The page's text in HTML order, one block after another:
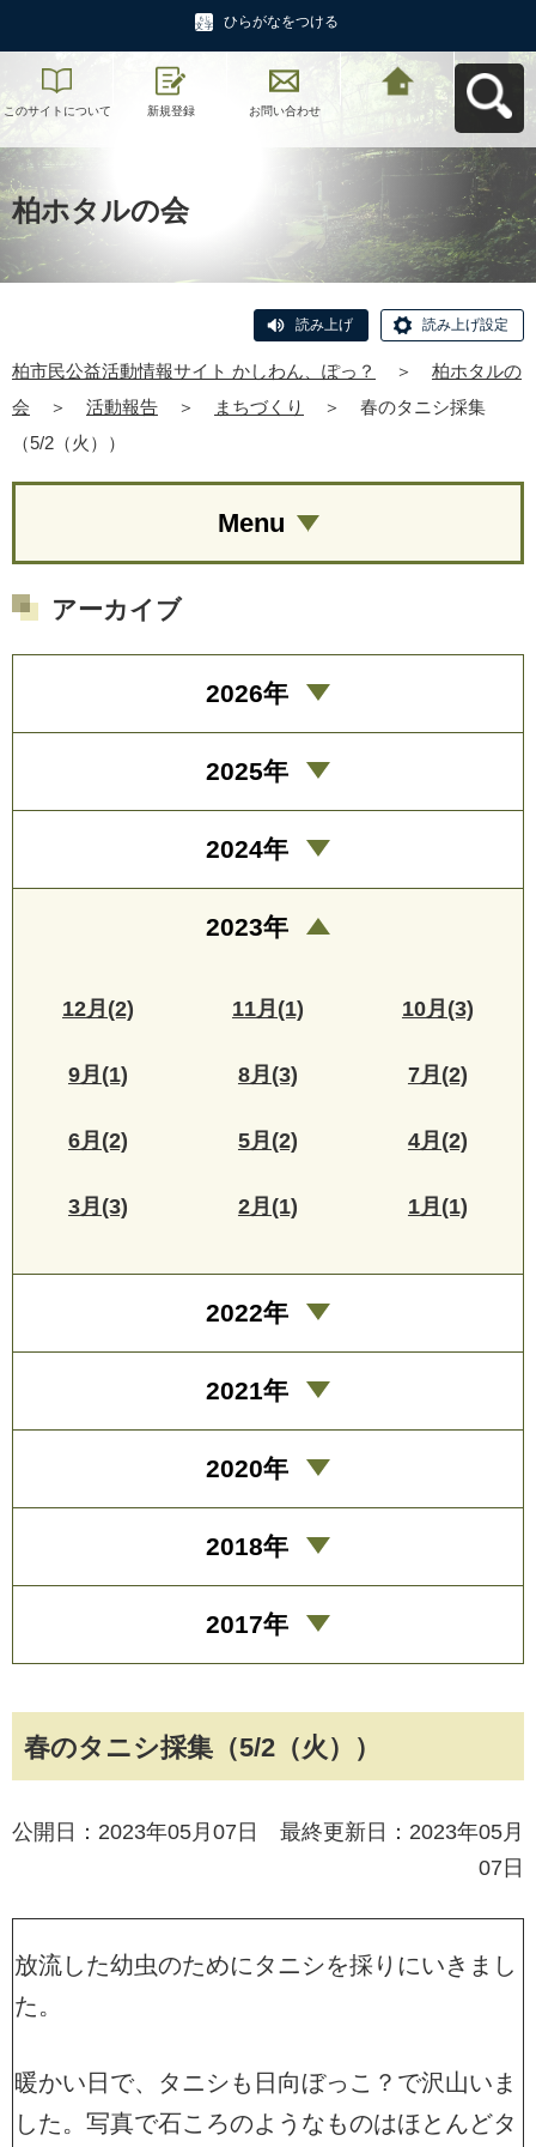
ひらがなをつける
このサイトについて 新規登録 お問い合わせ
柏市民公益活動情報
サイト かしわん、ぽ
柏ホタルの会
読み上げ 読み上げ設定
柏市民公益活動情報サイト かしわん、ぽっ？ ＞
柏ホタルの
会
＞ 活動報告 ＞ まちづくり ＞
春のタニシ採集
（5/2（火））
春のタニシ採集（5/2（火））
公開日：2023年05月07日 最終更新日：2023年05月
07日
放流した幼虫のためにタニシを採りにいきまし
た。
暖かい日で、タニシも日向ぼっこ？で沢山いま
した。写真で石ころのようなものはほとんどタ
Menu
アーカイブ
2026年
2025年
2024年
2023年
12月(2) 11月(1) 10月(3)
9月(1) 8月(3) 7月(2)
6月(2) 5月(2) 4月(2)
3月(3) 2月(1) 1月(1)
2022年
2021年
2020年
2018年
2017年